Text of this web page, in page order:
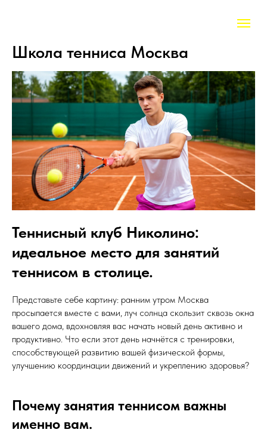
Школа тенниса Москва
Теннисный клуб Николино:
идеальное место для занятий
теннисом в столице.
Представьте себе картину: ранним утром Москва
просыпается вместе с вами, луч солнца скользит сквозь окна
вашего дома, вдохновляя вас начать новый день активно и
продуктивно. Что если этот день начнётся с тренировки,
способствующей развитию вашей физической формы,
улучшению координации движений и укреплению здоровья?
Почему занятия теннисом важны
именно вам.